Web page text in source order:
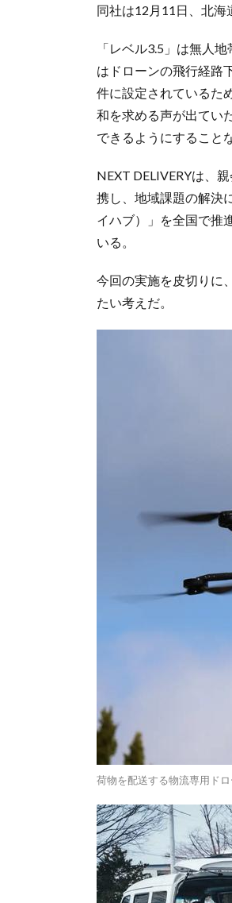
同社は12月11日、北海
「レベル3.5」は無人
はドローンの飛行経路
件に設定されているた
和を求める声が出てい
できるようにすること
NEXT DELIVERYは、
携し、地域課題の解決
イハブ）」を全国で推
いる。
今回の実施を皮切りに
たい考えだ。
荷物を配送する物流専用ド